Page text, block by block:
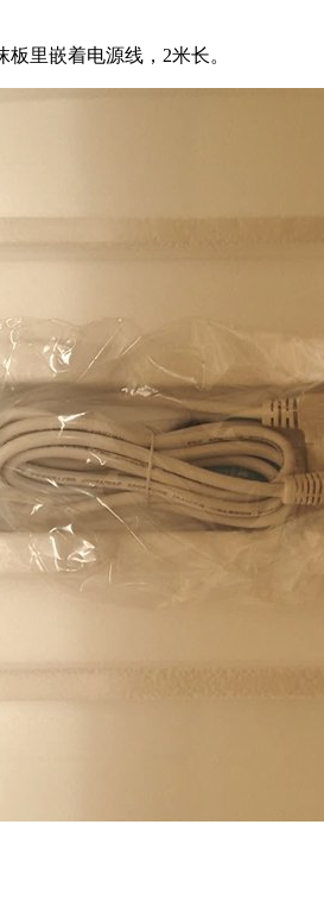
里嵌着电源线，2米长。